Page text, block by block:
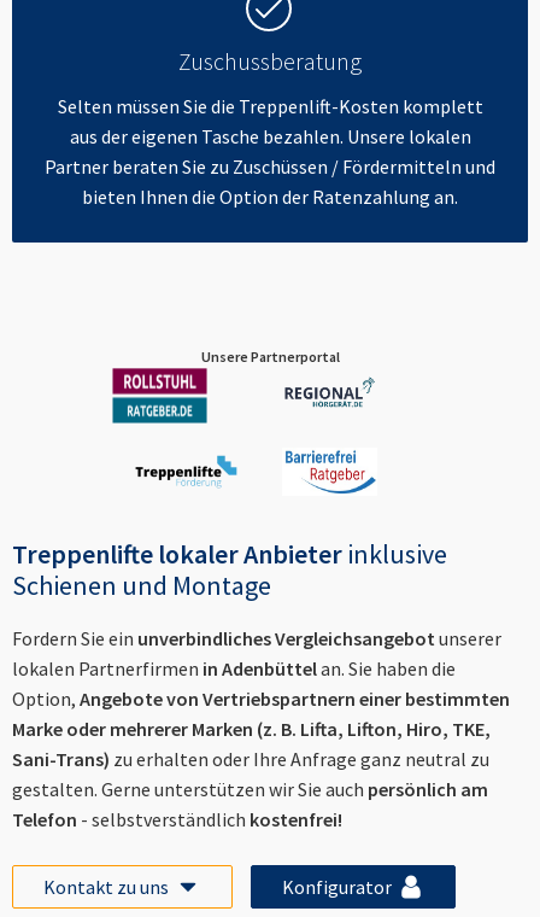
Zuschussberatung
Selten müssen Sie die Treppenlift-Kosten komplett
aus der eigenen Tasche bezahlen. Unsere lokalen
Partner beraten Sie zu Zuschüssen / Fördermitteln und
bieten Ihnen die Option der Ratenzahlung an.
Unsere Partnerportal
Treppenlifte lokaler Anbieter inklusive
Schienen und Montage
Fordern Sie ein unverbindliches Vergleichsangebotunserer
lokalen Partnerfirmen in Adenbüttelan. Sie haben die
Option, Angebote von Vertriebspartnern einer bestimmten
Marke oder mehrerer Marken (z. B. Lifta, Lifton, Hiro, TKE,
Sani-Trans) zu erhalten oder Ihre Anfrage ganz neutral zu
gestalten. Gerne unterstützen wir Sie auch persönlich am
Telefon - selbstverständlich kostenfrei!
Kontakt zu uns Konfigurator